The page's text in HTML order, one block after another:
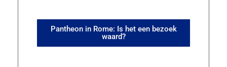
Pantheon in Rome: Is het een bezoek
waard?